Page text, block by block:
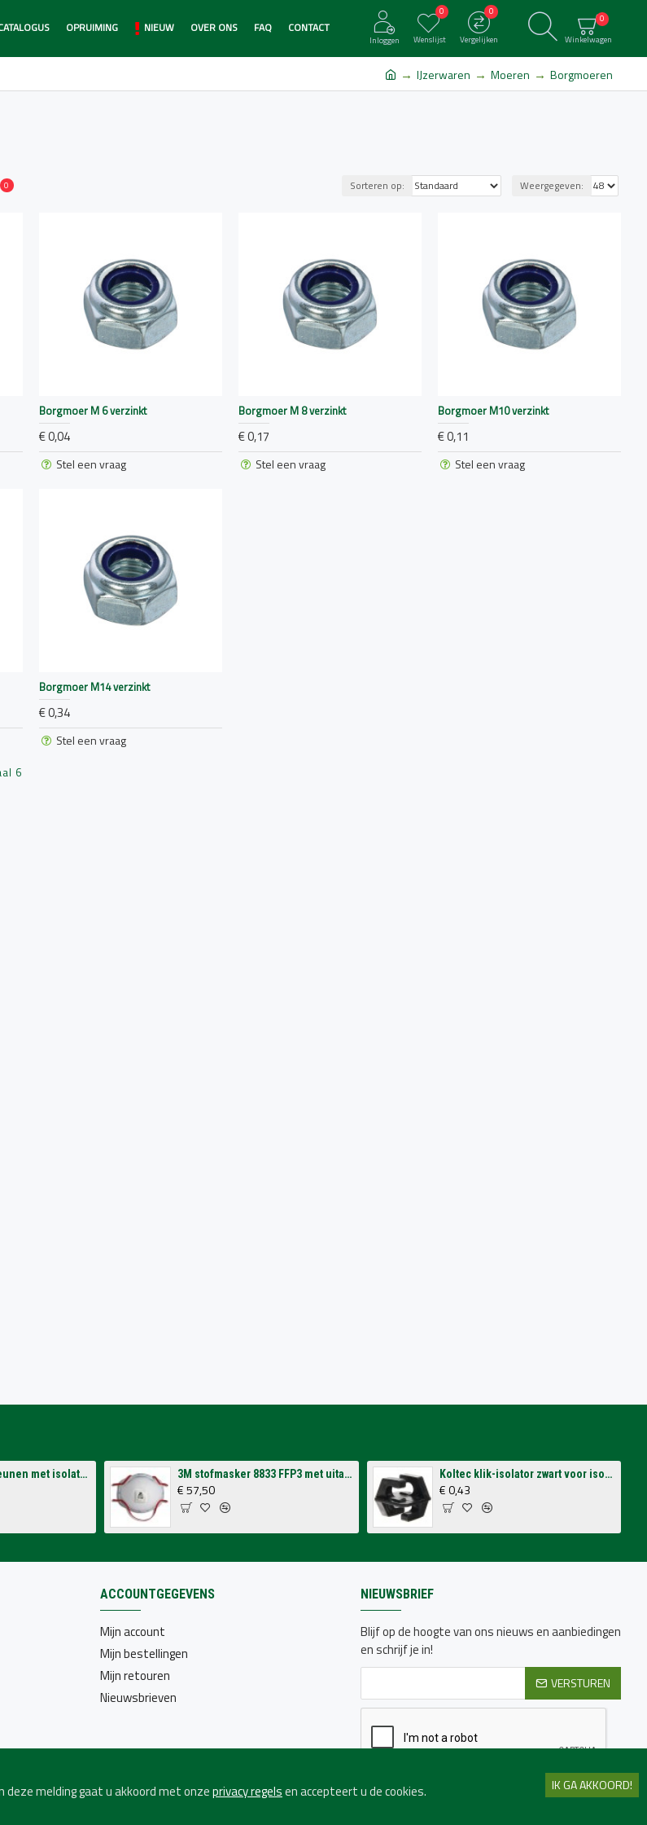
OPRUIMING NIEUW OVER ONS FAQ CONTACT
Inloggen Wenslijst
0
Vergelijken
0
Winkelwagen
0
IJzerwaren Moeren Borgmoeren
0 Sorteren op: Weergegeven:
Borgmoer M 6 verzinkt
€ 0,04
Stel een vraag
Borgmoer M 8 verzinkt
€ 0,17
Stel een vraag
Borgmoer M10 verzinkt
€ 0,11
Stel een vraag
Borgmoer M14 verzinkt
€ 0,34
Stel een vraag
6
Koltec isolatorsteunen met isolatoren voor op schutting (4 stuks) 3M stofmasker 8833 FFP3 met uitademventiel (per 10 stuks)
€ 57,50
Koltec klik-isolator zwart voor isolatorsteun tbv volieres (p/st.)
€ 0,43
ACCOUNTGEGEVENS
Mijn account
Mijn bestellingen
Mijn retouren
Nieuwsbrieven
NIEUWSBRIEF
Blijf op de hoogte van ons nieuws en aanbiedingen
en schrijf je in!
VERSTUREN
Ik heb dePrivacy beleid
gelezen en ga hiermeeIK GA AKKOORD!
deze melding gaat u akkoord met onzeprivacy regelsen accepteert u de cookies.